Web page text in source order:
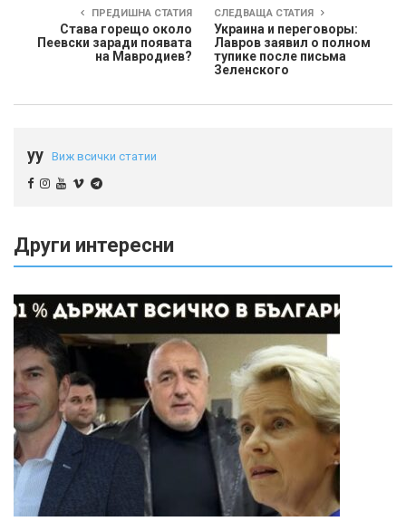
ПРЕДИШНА СТАТИЯ
Става горещо около
Пеевски заради появата
на Мавродиев?
СЛЕДВАЩА СТАТИЯ
Украина и переговоры:
Лавров заявил о полном
тупике после письма
Зеленского
yy Виж всички статии
Други интересни